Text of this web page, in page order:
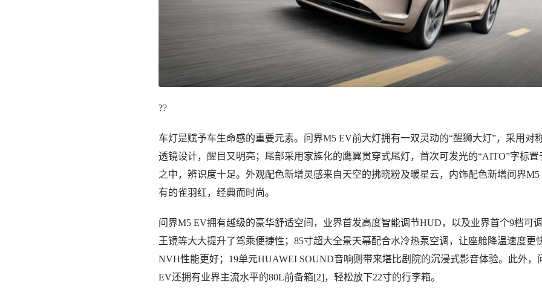
??
车灯是赋予车生命感的重要元素。问界M5 EV前大灯拥有一双灵动的“醒狮大灯”，采用对
透镜设计，醒目又明亮；尾部采用家族化的鹰翼贯穿式尾灯，首次可发光的“AITO”字标置
之中，辨识度十足。外观配色新增灵感来自天空的拂晓粉及暖星云，内饰配色新增问界M5
有的雀羽红，经典而时尚。
问界M5 EV拥有越级的豪华舒适空间，业界首发高度智能调节HUD，以及业界首个9档可
王镜等大大提升了驾乘便捷性；85寸超大全景天幕配合水冷热泵空调，让座舱降温速度更
NVH性能更好；19单元HUAWEI SOUND音响则带来堪比剧院的沉浸式影音体验。此外，
EV还拥有业界主流水平的80L前备箱[2]，轻松放下22寸的行李箱。